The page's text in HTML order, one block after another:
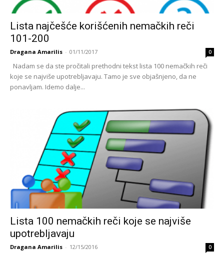
Lista najčešće korišćenih nemačkih reči
101-200
Dragana Amarilis - 01/11/2017 0
Nadam se da ste pročitali prethodni tekst lista 100 nemačkih reči
koje se najviše upotrebljavaju. Tamo je sve objašnjeno, da ne
ponavljam. Idemo dalje...
Lista 100 nemačkih reči koje se najviše
upotrebljavaju
Dragana Amarilis - 12/15/2016 0